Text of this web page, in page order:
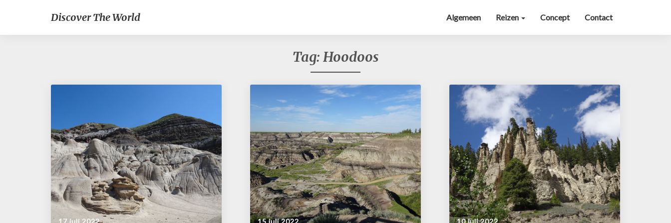
Discover The World Algemeen Reizen Concept Contact
Tag: Hoodoos
17 juli 2022 15 juli 2022 10 juli 2022